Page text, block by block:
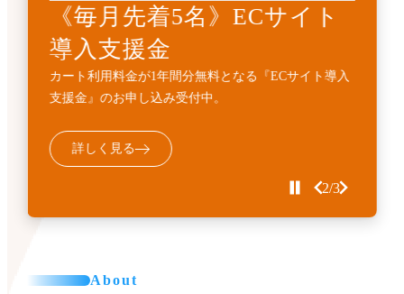
《先着3名》ECサイトリニ
ューアル支援金
カート利用料金1年間無料とECサイト構築費用
10%OFFの『ECサイトサイトリニューアル支援金』受
詳しく見る
《毎月先着5名》ECサイト
導入支援金
カート利用料金が1年間分無料となる『ECサイト導入
支援金』のお申し込み受付中。
詳しく見る
開発・API連携代行サービ
ス
標準機能に加えて、業務フローに合わせた外部連携・
機能追加などの個別開発を代行するサービスです。
詳しく見る
3/3
About